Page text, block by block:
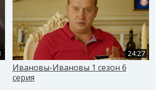
24:27
Ивановы-Ивановы 1 сезон 6
серия